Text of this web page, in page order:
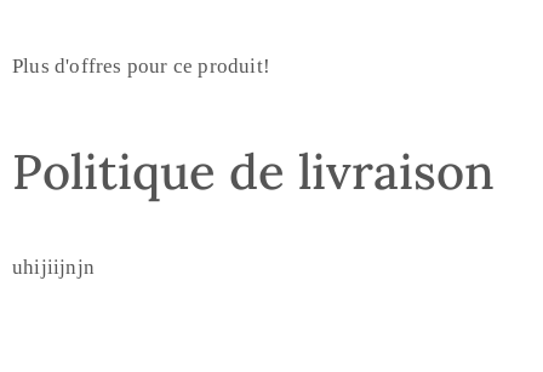
Plus d'offres pour ce produit!
Politique de livraison
uhijiijnjn